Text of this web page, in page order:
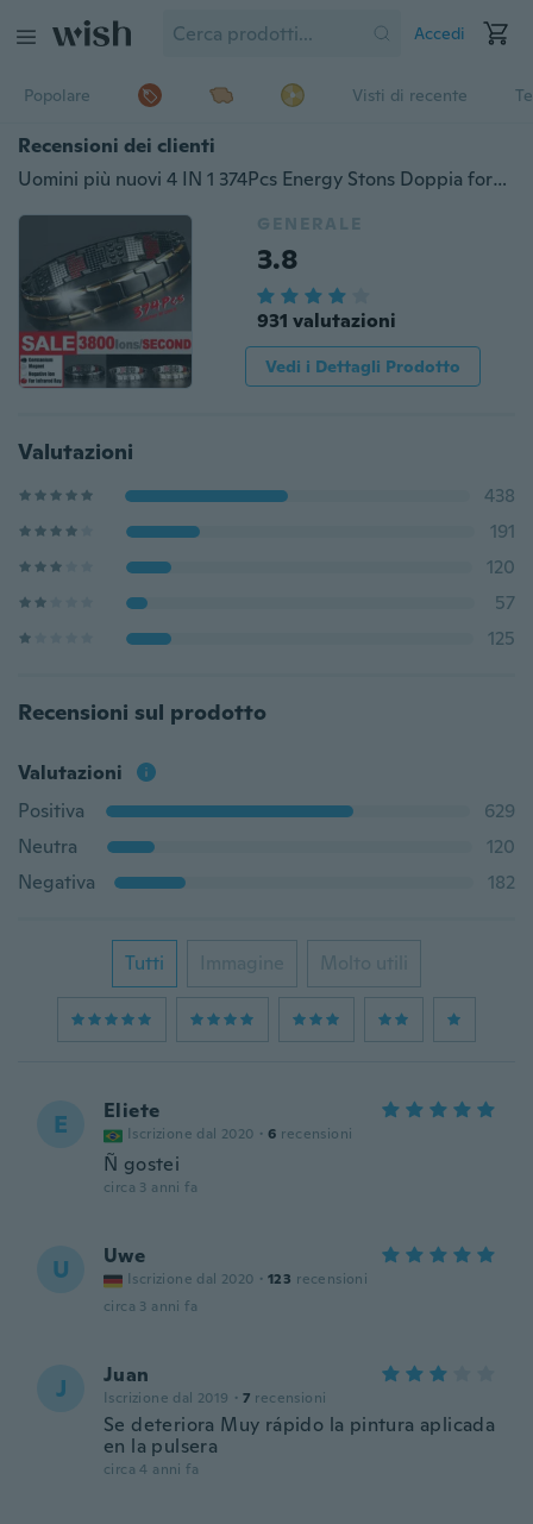
Accedi
Popolare Visti di recente
Recensioni dei clienti
Uomini più nuovi 4 IN 1 374Pcs Energy Stons Doppia forza Terapia magnetica Elementale Braccialetto Artrite Sollievo dal dolore Salute Energia Bio Magnetico Regolabile regalo maschile
GENERALE
3.8
931 valutazioni
Vedi i Dettagli Prodotto
Valutazioni
438
191
120
57
125
Recensioni sul prodotto
Valutazioni
Positiva
629
Neutra
120
Negativa
182
Tutti Immagine Molto utili
E Eliete
Iscrizione dal 2020 · 6 recensioni
Ñ gostei
circa 3 anni fa
U Uwe
Iscrizione dal 2020 · 123 recensioni
circa 3 anni fa
J Juan
Iscrizione dal 2019 · 7 recensioni
Se deteriora Muy rápido la pintura aplicada
en la pulsera
circa 4 anni fa